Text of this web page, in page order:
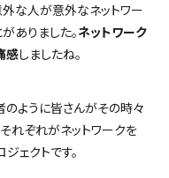
な人が意外なネットワー
ありました。ネットワーク
感しましたね。
のように皆さんがその時々
れぞれがネットワークを
ェクトです。